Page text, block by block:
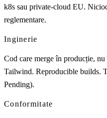
k8s sau private-cloud EU.
reglementare.
Inginerie
Cod care merge în producție,
Tailwind. Reproducible builds.
Pending).
Conformitate